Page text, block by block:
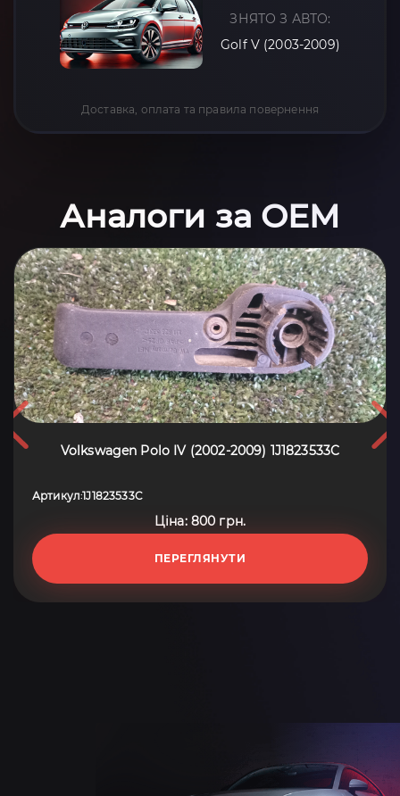
ЗНЯТО З АВТО:
Golf V (2003-2009)
Доставка, оплата та правила повернення
Аналоги за OEM
Volkswagen Polo IV (2002-2009) 1J1823533C
Артикул:1J1823533C
Ціна: 800 грн.
ПЕРЕГЛЯНУТИ